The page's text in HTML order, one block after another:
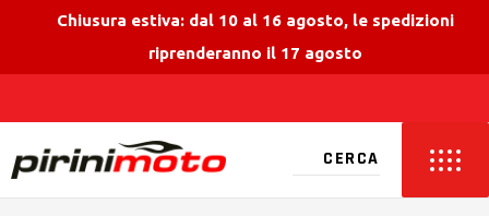
Chiusura estiva: dal 10 al 16 agosto, le spedizioni
riprenderanno il 17 agosto